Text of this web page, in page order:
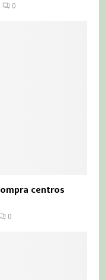
0
centros
0